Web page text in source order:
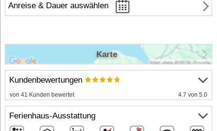
Anreise & Dauer auswählen
Kundenbewertungen
von 41 Kunden bewertet 4.7 von 5.0
Ferienhaus-Ausstattung
Karte